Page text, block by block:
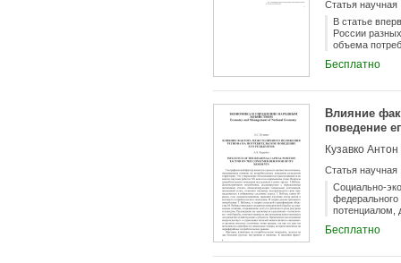
Статья научная
В статье
России
объема
чем в
может
Бесплатно
Влияние
поведение
Кузавко
Статья научная
Социально-
федерального
потенциалом,
регионов
покупками и
Бесплатно